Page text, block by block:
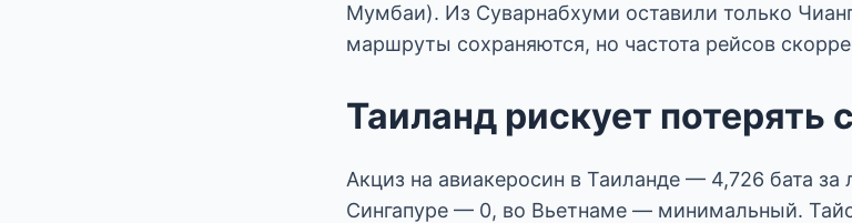
Мумбаи). Из Суварнабхуми оставили только
маршруты сохраняются, но частота рейсов
Таиланд рискует потерять
Акциз на авиакеросин в Таиланде — 4,726 бата
Сингапуре — 0, во Вьетнаме — минимальный.